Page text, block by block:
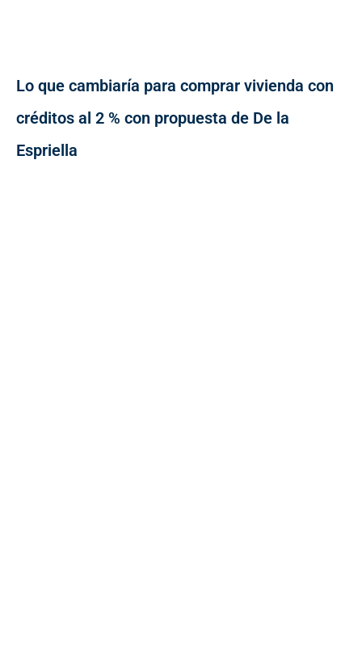
Lo que cambiaría para comprar vivienda con
créditos al 2 % con propuesta de De la
Espriella